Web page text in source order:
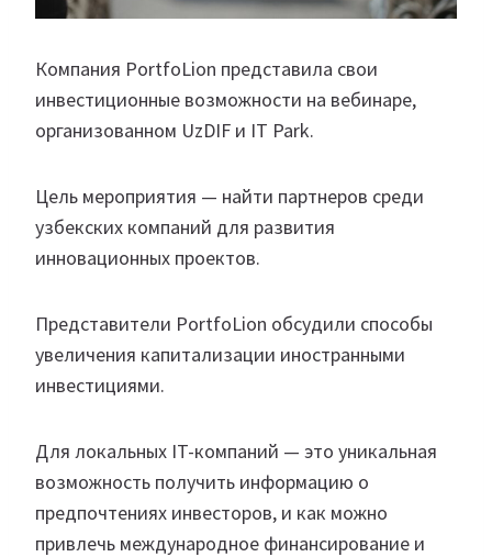
Компания PortfoLion представила свои
инвестиционные возможности на вебинаре,
организованном UzDIF и IT Park.
Цель мероприятия — найти партнеров среди
узбекских компаний для развития
инновационных проектов.
Представители PortfoLion обсудили способы
увеличения капитализации иностранными
инвестициями.
Для локальных IT-компаний — это уникальная
возможность получить информацию о
предпочтениях инвесторов, и как можно
привлечь международное финансирование и